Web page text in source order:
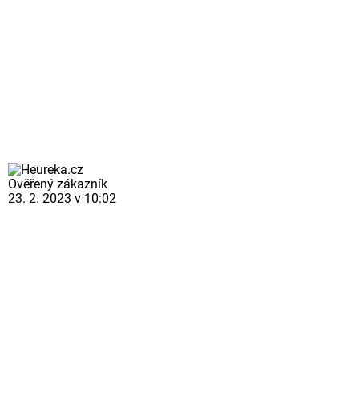
Ověřený zákazník
23. 2. 2023 v 10:02